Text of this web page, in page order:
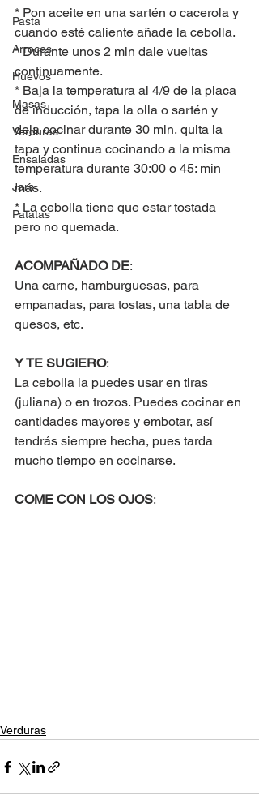
Pasta
Arroces
Huevos
Masas
Verduras
Ensaladas
Jars
Patatas
* Pon aceite en una sartén o cacerola y
cuando esté caliente añade la cebolla.
* Durante unos 2 min dale vueltas
continuamente.
* Baja la temperatura al 4/9 de la placa
de inducción, tapa la olla o sartén y
deja cocinar durante 30 min, quita la
tapa y continua cocinando a la misma
temperatura durante 30:00 o 45: min
más.
* La cebolla tiene que estar tostada
pero no quemada.
ACOMPAÑADO DE:
Una carne, hamburguesas, para
empanadas, para tostas, una tabla de
quesos, etc.
Y TE SUGIERO:
La cebolla la puedes usar en tiras
(juliana) o en trozos. Puedes cocinar en
cantidades mayores y embotar, así
tendrás siempre hecha, pues tarda
mucho tiempo en cocinarse.
COME CON LOS OJOS:
Verduras